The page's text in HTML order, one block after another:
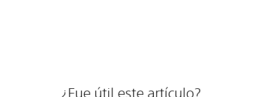
¿Fue útil este artículo?